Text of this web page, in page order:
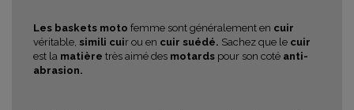
Les baskets moto femme sont généralement en cuir
véritable, simili cuir ou en cuir suédé. Sachez que le cuir
est la matière très aimé des motards pour son coté anti-
abrasion.